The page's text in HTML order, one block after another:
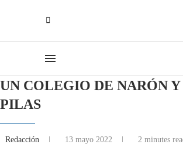
UN COLEGIO DE NARÓN
PILAS
Redacción 13 mayo 2022 2 minutes